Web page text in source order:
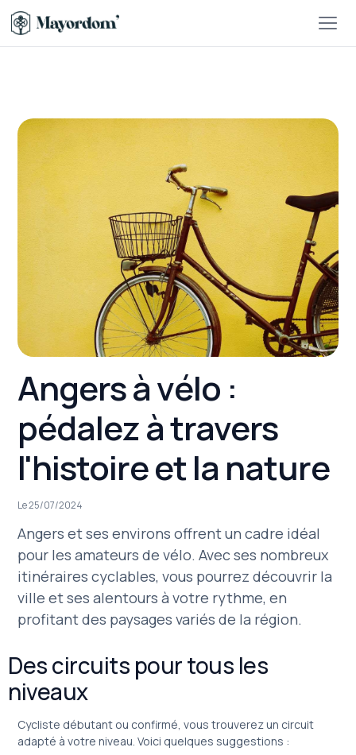
Angers à vélo :
pédalez à travers
l'histoire et la nature
Le 25/07/2024
Angers et ses environs offrent un cadre idéal
pour les amateurs de vélo. Avec ses nombreux
itinéraires cyclables, vous pourrez découvrir la
ville et ses alentours à votre rythme, en
profitant des paysages variés de la région.
Des circuits pour tous les
niveaux
Cycliste débutant ou confirmé, vous trouverez un circuit
adapté à votre niveau. Voici quelques suggestions :